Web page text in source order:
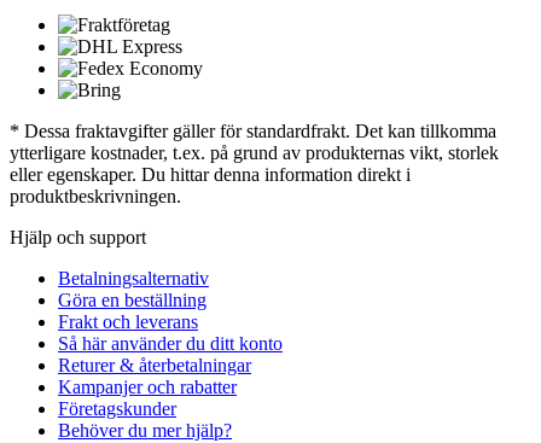
* Dessa fraktavgifter gäller för standardfrakt. Det kan tillkomma
ytterligare kostnader, t.ex. på grund av produkternas vikt, storlek
eller egenskaper. Du hittar denna information direkt i
produktbeskrivningen.
Hjälp och support
Betalningsalternativ
Göra en beställning
Frakt och leverans
Så här använder du ditt konto
Returer & återbetalningar
Kampanjer och rabatter
Företagskunder
Behöver du mer hjälp?